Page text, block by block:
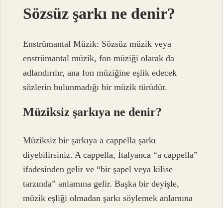
Sözsüz şarkı ne denir?
Enstrümantal Müzik: Sözsüz müzik veya
enstrümantal müzik, fon müziği olarak da
adlandırılır, ana fon müziğine eşlik edecek
sözlerin bulunmadığı bir müzik türüdür.
Müziksiz şarkıya ne denir?
Müziksiz bir şarkıya a cappella şarkı
diyebilirsiniz. A cappella, İtalyanca “a cappella”
ifadesinden gelir ve “bir şapel veya kilise
tarzında” anlamına gelir. Başka bir deyişle,
müzik eşliği olmadan şarkı söylemek anlamına